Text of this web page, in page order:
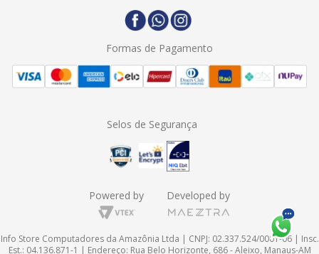
Formas de Pagamento
Selos de Segurança
Powered by Developed by
Info Store Computadores da Amazônia Ltda | CNPJ: 02.337.524/0001-06 | Insc.
Est.: 04.136.871-1 | Endereço: Rua Belo Horizonte, 686 - Aleixo, Manaus-AM